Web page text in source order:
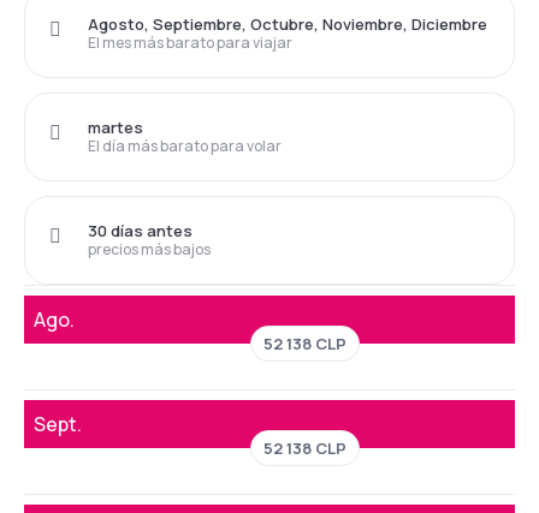
El mes más barato para viajar
Agosto, Septiembre, Octubre, Noviembre, Diciembre
El día más barato para volar
martes
precios más bajos
30 días antes
Ago.
52 138 CLP
Sept.
52 138 CLP